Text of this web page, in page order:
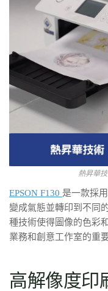
熱昇華
EPSON F130 是一款採
變成氣態並轉印到不同
種技術使得圖像的色彩
業務和創意工作室的重
高解像度印